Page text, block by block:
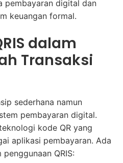
pembayaran digital dan
keuangan formal.
dalam
Transaksi
sederhana namun
pembayaran digital.
kode QR yang
aplikasi pembayaran. Ada
QRIS: